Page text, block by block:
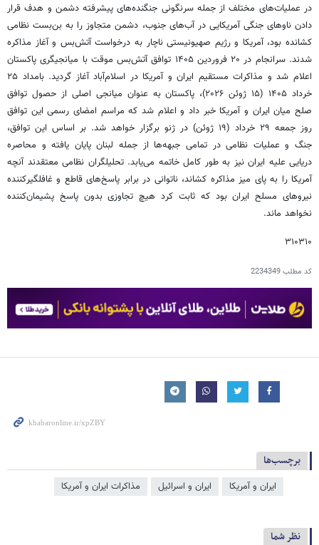
در عملیات‌های مختلف از جمله سرنگونی جنگنده‌های پیشرفته دشمن و هدف قرار
دادن ناوهای جنگی آمریکایی در آب‌های جنوب، دشمن متجاوز را به بن‌بست نظامی
کشانده بود، آمریکا و رژیم صهیونیستی ناچار به درخواست آتش‌بس و آغاز مذاکره
شدند. سرانجام در ۲۰ فروردین ۱۴۰۵ توافق آتش‌بس موقت با میانجیگری پاکستان
اعلام شد و مذاکرات مستقیم ایران و آمریکا در اسلام‌آباد آغاز گردید. بامداد ۲۵
خرداد ۱۴۰۵ (۱۵ ژوئن ۲۰۲۶)، پاکستان به عنوان میانجی اصلی از حصول توافق
صلح میان ایران و آمریکا خبر داد و اعلام شد که مراسم امضای رسمی این توافق
روز جمعه ۲۹ خرداد (۱۹ ژوئن) در ژنو برگزار خواهد شد. بر اساس این توافق،
جنگ و عملیات نظامی در تمامی جبهه‌ها از جمله لبنان پایان یافته و محاصره
دریایی علیه ایران نیز به طور کامل خاتمه می‌یابد. تحلیلگران نظامی معتقدند آنچه
آمریکا را به پای میز مذاکره کشاند، ناتوانی در برابر پاسخ‌های قاطع و غافلگیرکننده
نیروهای مسلح ایران بود که ثابت کرد هیچ تجاوزی بدون پاسخ پشیمان‌کننده
نخواهد ماند.
۳۱۰۳۱۰
کد مطلب2234349
برچسب‌ها
ایران و آمریکا ایران و اسرائیل مذاکرات ایران و آمریکا
نظر شما